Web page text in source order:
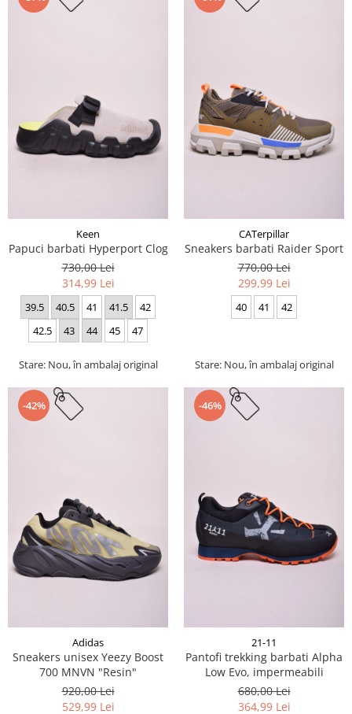
Keen
Papuci barbati Hyperport Clog
730,00 Lei
314,99 Lei
39.5 40.5 41 41.5
42
42.5
43 44 45 47
Stare: Nou, în ambalaj original
CATerpillar
Sneakers barbati Raider Sport
770,00 Lei
299,99 Lei
40 41 42
Stare: Nou, în ambalaj original
-42%
Adidas
Sneakers unisex Yeezy Boost
700 MNVN "Resin"
920,00 Lei
529,99 Lei
-46%
21-11
Pantofi trekking barbati Alpha
Low Evo, impermeabili
680,00 Lei
364,99 Lei